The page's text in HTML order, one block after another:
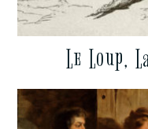
Le Loup,